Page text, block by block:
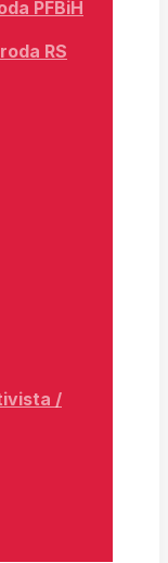
PFBiH
RS
/